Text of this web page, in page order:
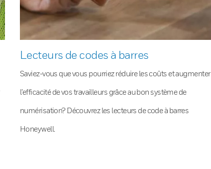
Lecteurs de codes à barres
Saviez-vous que vous pourriez réduire les coûts et augmenter
l’efficacité de vos travailleurs grâce au bon système de
numérisation? Découvrez les lecteurs de code à barres
Honeywell.